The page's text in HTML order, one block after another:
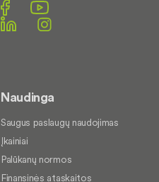
Naudinga
Saugus paslaugų naudojimas
Įkainiai
Palūkanų normos
Finansinės ataskaitos